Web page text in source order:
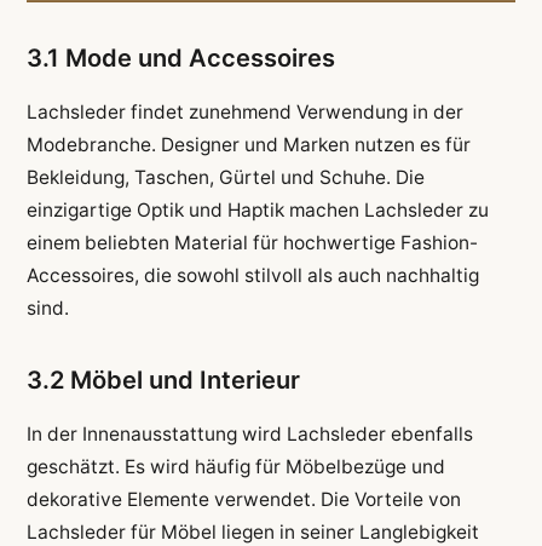
3.1 Mode und Accessoires
Lachsleder findet zunehmend Verwendung in der
Modebranche. Designer und Marken nutzen es für
Bekleidung, Taschen, Gürtel und Schuhe. Die
einzigartige Optik und Haptik machen Lachsleder zu
einem beliebten Material für hochwertige Fashion-
Accessoires, die sowohl stilvoll als auch nachhaltig
sind.
3.2 Möbel und Interieur
In der Innenausstattung wird Lachsleder ebenfalls
geschätzt. Es wird häufig für Möbelbezüge und
dekorative Elemente verwendet. Die Vorteile von
Lachsleder für Möbel liegen in seiner Langlebigkeit